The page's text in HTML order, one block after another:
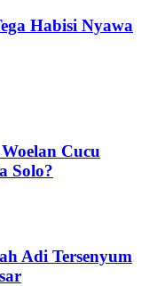
Habisi Nyawa
Cucu
Solo?
Adi Tersenyum